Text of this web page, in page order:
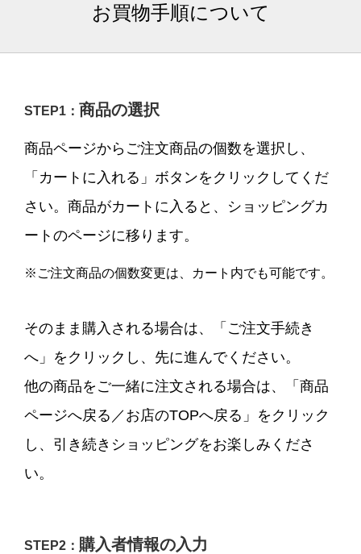
お買物手順について
STEP1： 商品の選択
商品ページからご注文商品の個数を選択し、
「カートに入れる」ボタンをクリックしてくだ
さい。商品がカートに入ると、ショッピングカ
ートのページに移ります。
※ご注文商品の個数変更は、カート内でも可能です。
そのまま購入される場合は、「ご注文手続き
へ」をクリックし、先に進んでください。
他の商品をご一緒に注文される場合は、「商品
ページへ戻る／お店のTOPへ戻る」をクリック
し、引き続きショッピングをお楽しみくださ
い。
STEP2： 購入者情報の入力